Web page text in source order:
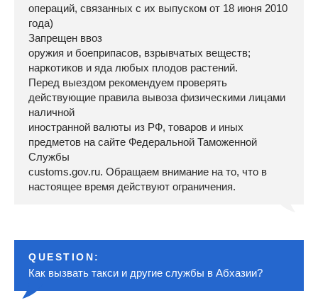
операций, связанных с их выпуском от 18 июня 2010
года)
Запрещен ввоз
оружия и боеприпасов, взрывчатых веществ;
наркотиков и яда любых плодов растений.
Перед выездом рекомендуем проверять
действующие правила вывоза физическими лицами
наличной
иностранной валюты из РФ, товаров и иных
предметов на сайте Федеральной Таможенной
Службы
customs.gov.ru. Обращаем внимание на то, что в
настоящее время действуют ограничения.
QUESTION:
Как вызвать такси и другие службы в Абхазии?